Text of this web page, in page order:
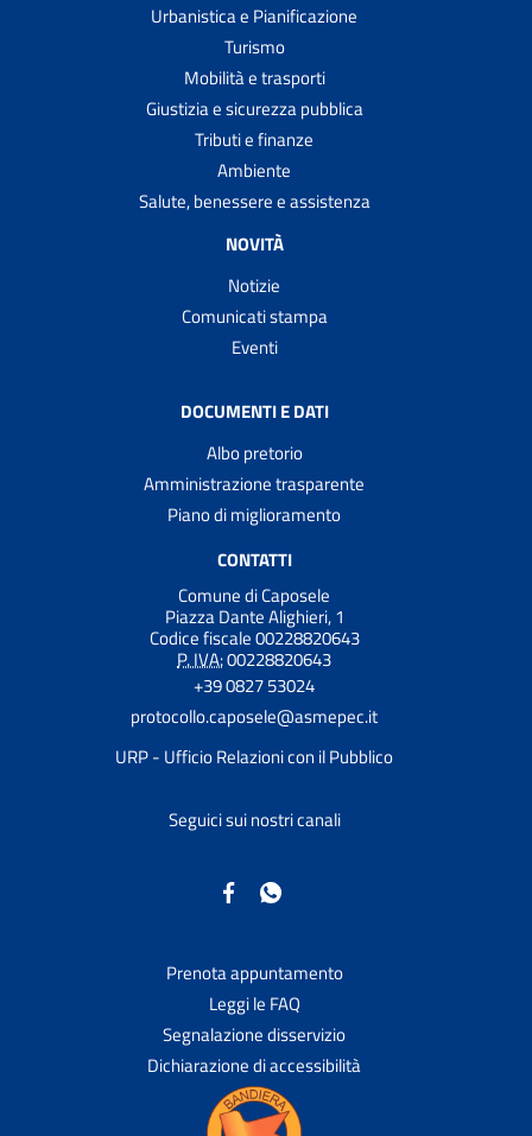
Urbanistica e Pianificazione
Turismo
Mobilità e trasporti
Giustizia e sicurezza pubblica
Tributi e finanze
Ambiente
Salute, benessere e assistenza
NOVITÀ
Notizie
Comunicati stampa
Eventi
DOCUMENTI E DATI
Albo pretorio
Amministrazione trasparente
Piano di miglioramento
CONTATTI
Comune di Caposele
Piazza Dante Alighieri, 1
Codice fiscale 00228820643
P. IVA:00228820643
+39 0827 53024
protocollo.caposele@asmepec.it
URP - Ufficio Relazioni con il Pubblico
Seguici sui nostri canali
Prenota appuntamento
Leggi le FAQ
Segnalazione disservizio
Dichiarazione di accessibilità